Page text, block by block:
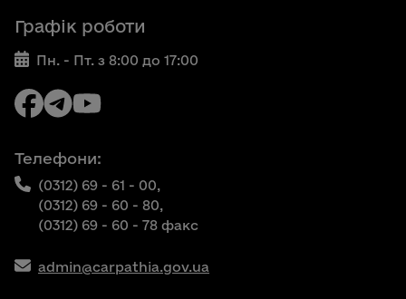
Графік роботи
Пн. - Пт. з 8:00 до 17:00
Телефони:
(0312) 69 - 61 - 00,
(0312) 69 - 60 - 80,
(0312) 69 - 60 - 78 факс
admin@carpathia.gov.ua